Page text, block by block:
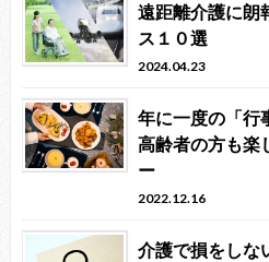
遠距離介護に朗
ス１０選
2024.04.23
年に一度の「
高齢者の方も楽
ー
2022.12.16
介護で損をしな